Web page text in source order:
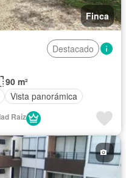
Finca
Destacado
90 m²
Vista panorámica
Raíz